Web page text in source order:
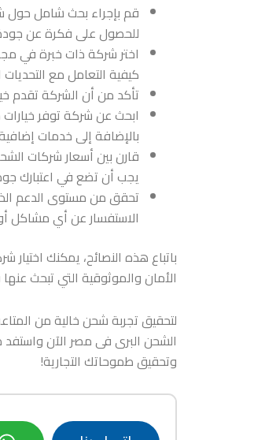
قم بإجراء بحث شامل حول
للحصول على فكرة عن
اختر شركة ذات خبرة في
كيفية التعامل مع
تأكد من أن الشركة تقدم
ابحث عن شركة توفر خيارات
بالإضافة إلى خدمات
قارن بين أسعار شركات
يجب أن تضع في اعتبارك
تحقق من مستوى الدعم
الاستفسار عن أي مشاكل
باتباع هذه النصائح، يمكنك
الأمان والموثوقية التي تبحث
لتحقيق تجربة شحن خالية من
الشحن البرى فى مصر الآن
وتحقيق طموحاتك التجارية!